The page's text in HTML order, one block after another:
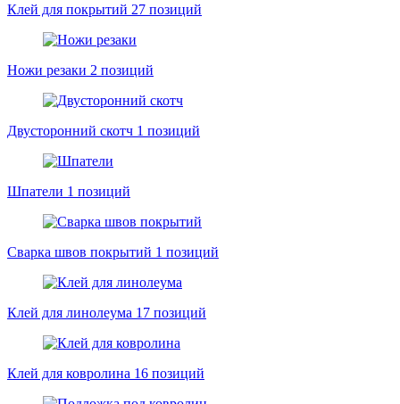
Клей для покрытий 27 позиций
Ножи резаки 2 позиций
Двусторонний скотч 1 позиций
Шпатели 1 позиций
Сварка швов покрытий 1 позиций
Клей для линолеума 17 позиций
Клей для ковролина 16 позиций